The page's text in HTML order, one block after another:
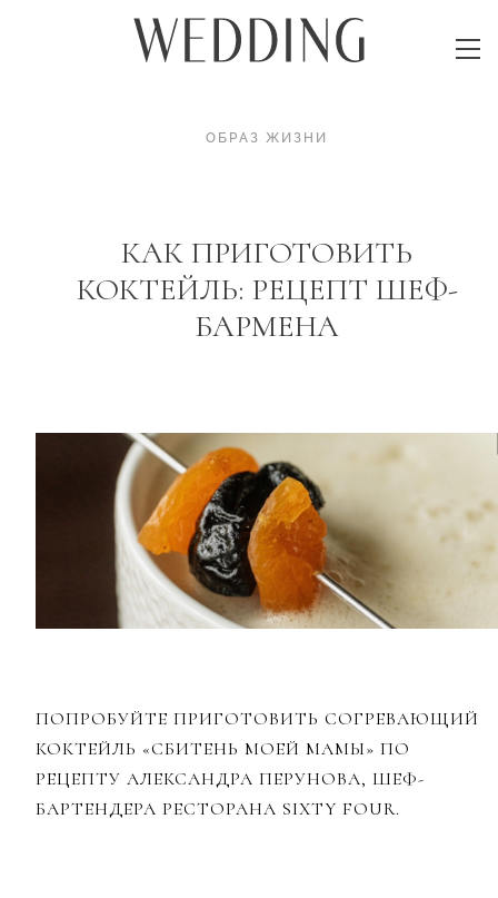
ОБРАЗ ЖИЗНИ
КАК ПРИГОТОВИТЬ
КОКТЕЙЛЬ: РЕЦЕПТ ШЕФ-
БАРМЕНА
ПОПРОБУЙТЕ ПРИГОТОВИТЬ СОГРЕВАЮЩИЙ
КОКТЕЙЛЬ «СБИТЕНЬ МОЕЙ МАМЫ» ПО
РЕЦЕПТУ АЛЕКСАНДРА ПЕРУНОВА, ШЕФ-
БАРТЕНДЕРА РЕСТОРАНА SIXTY FOUR.